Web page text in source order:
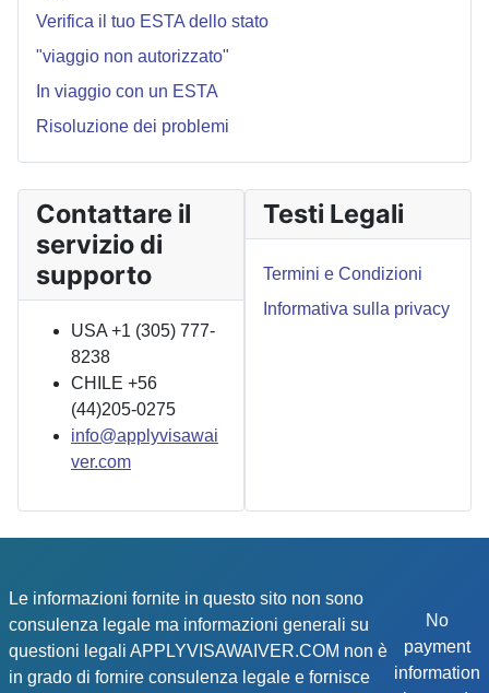
Verifica il tuo ESTA dello stato
"viaggio non autorizzato"
In viaggio con un ESTA
Risoluzione dei problemi
Contattare il
servizio di
supporto
USA +1 (305) 777-
8238
CHILE +56
(44)205-0275
info@applyvisawai
ver.com
Testi Legali
Termini e Condizioni
Informativa sulla privacy
Le informazioni fornite in questo sito non sono
consulenza legale ma informazioni generali su
questioni legali APPLYVISAWAIVER.COM non è
in grado di fornire consulenza legale e fornisce
No
payment
information